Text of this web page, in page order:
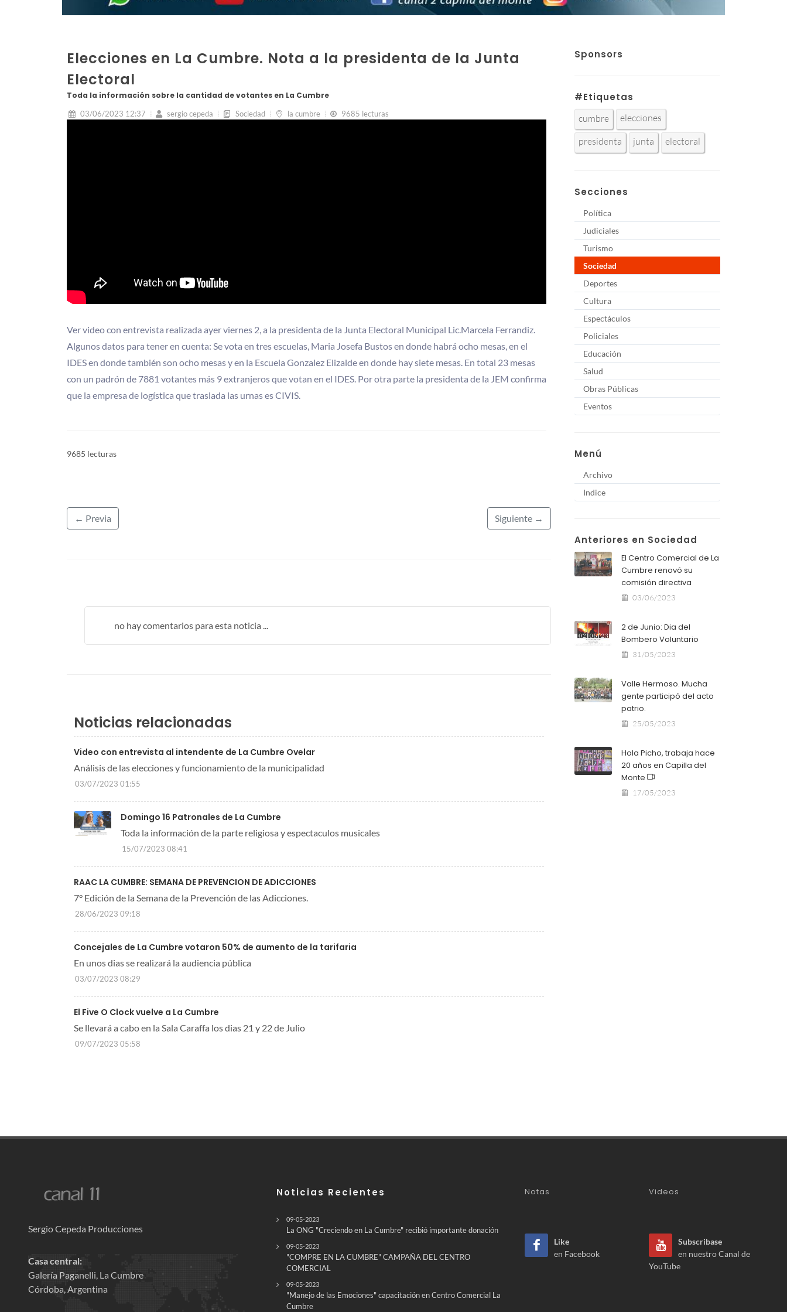
Elecciones en La Cumbre. Nota a la presidenta de la Junta
Electoral
Toda la información sobre la cantidad de votantes en La Cumbre
03/06/2023 12:37 sergio cepeda Sociedad la cumbre 9685 lecturas
Ver video con entrevista realizada ayer viernes 2, a la presidenta de la Junta Electoral Municipal Lic.Marcela Ferrandiz.
Algunos datos para tener en cuenta: Se vota en tres escuelas, Maria Josefa Bustos en donde habrá ocho mesas, en el
IDES en donde también son ocho mesas y en la Escuela Gonzalez Elizalde en donde hay siete mesas. En total 23 mesas
con un padrón de 7881 votantes más 9 extranjeros que votan en el IDES. Por otra parte la presidenta de la JEM confirma
que la empresa de logística que traslada las urnas es CIVIS.
9685 lecturas
← Previa Siguiente →
no hay comentarios para esta noticia ...
Noticias relacionadas
Video con entrevista al intendente de La Cumbre Ovelar
Análisis de las elecciones y funcionamiento de la municipalidad
03/07/2023 01:55
Domingo 16 Patronales de La Cumbre
Toda la información de la parte religiosa y espectaculos musicales
15/07/2023 08:41
RAAC LA CUMBRE: SEMANA DE PREVENCION DE ADICCIONES
7° Edición de la Semana de la Prevención de las Adicciones.
28/06/2023 09:18
Concejales de La Cumbre votaron 50% de aumento de la tarifaria
En unos dias se realizará la audiencia pública
03/07/2023 08:29
El Five O Clock vuelve a La Cumbre
Se llevará a cabo en la Sala Caraffa los dias 21 y 22 de Julio
09/07/2023 05:58
Sponsors
#Etiquetas
cumbre
elecciones
presidenta
junta electoral
Secciones
Política
Judiciales
Turismo
Sociedad
Deportes
Cultura
Espectáculos
Policiales
Educación
Salud
Obras Públicas
Eventos
Menú
Archivo
Indice
Anteriores en Sociedad
El Centro Comercial de La
Cumbre renovó su
comisión directiva
03/06/2023
2 de Junio: Dia del
Bombero Voluntario
31/05/2023
Valle Hermoso. Mucha
gente participó del acto
patrio.
25/05/2023
Hola Picho, trabaja hace
20 años en Capilla del
Monte
17/05/2023
Sergio Cepeda Producciones
Casa central:
Galería Paganelli, La Cumbre
Córdoba, Argentina
Noticias Recientes
09-05-2023
La ONG "Creciendo en La Cumbre" recibió importante donación
09-05-2023
"COMPRE EN LA CUMBRE" CAMPAÑA DEL CENTRO
COMERCIAL
09-05-2023
"Manejo de las Emociones" capacitación en Centro Comercial La
Cumbre
Notas Videos
Like
en Facebook
Subscribase
en nuestro Canal de
YouTube